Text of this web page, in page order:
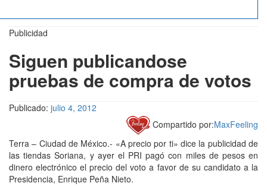
Publicidad
Siguen publicandose
pruebas de compra de votos
Publicado: julio 4, 2012
Compartido por:MaxFeeling
Terra – Ciudad de México.- «A precio por ti» dice la publicidad de
las tiendas Soriana, y ayer el PRI pagó con miles de pesos en
dinero electrónico el precio del voto a favor de su candidato a la
Presidencia, Enrique Peña Nieto.